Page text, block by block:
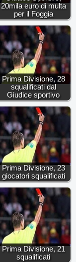
20mila euro di multa
per il Foggia
Prima Divisione, 28
squalificati dal
Giudice sportivo
Prima Divisione, 23
giocatori squalificati
Prima Divisione, 21
squalificati